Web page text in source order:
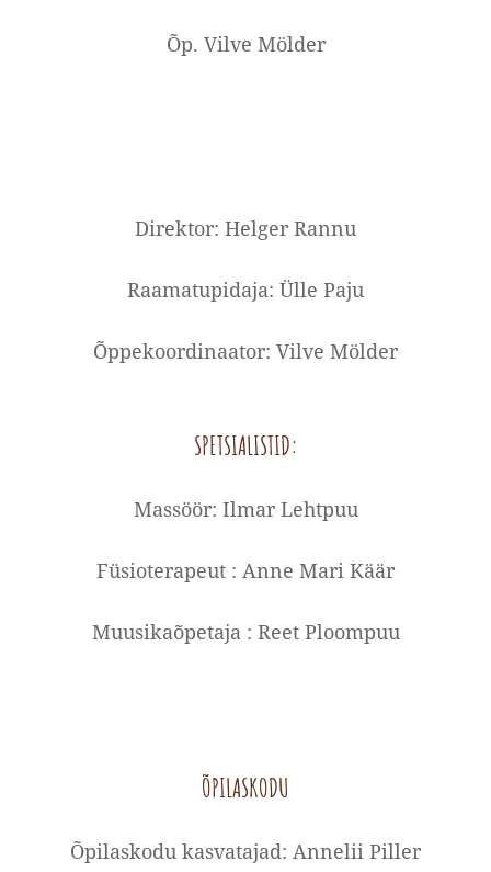
Õp. Vilve Mölder
Direktor: Helger Rannu
Raamatupidaja: Ülle Paju
Õppekoordinaator: Vilve Mölder
SPETSIALISTID:
Massöör: Ilmar Lehtpuu
Füsioterapeut : Anne Mari Käär
Muusikaõpetaja : Reet Ploompuu
ÕPILASKODU
Õpilaskodu kasvatajad: Annelii Piller